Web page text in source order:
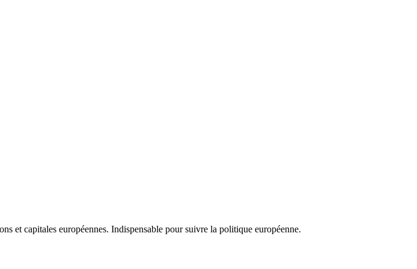
et capitales européennes. Indispensable pour suivre la politique européenne.